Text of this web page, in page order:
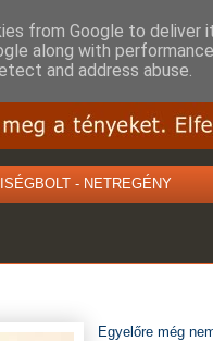
- NETREGÉNY
Egyelőre még
from Google to deliver
along with
and address abuse.